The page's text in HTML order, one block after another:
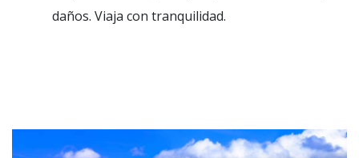
daños. Viaja con tranquilidad.